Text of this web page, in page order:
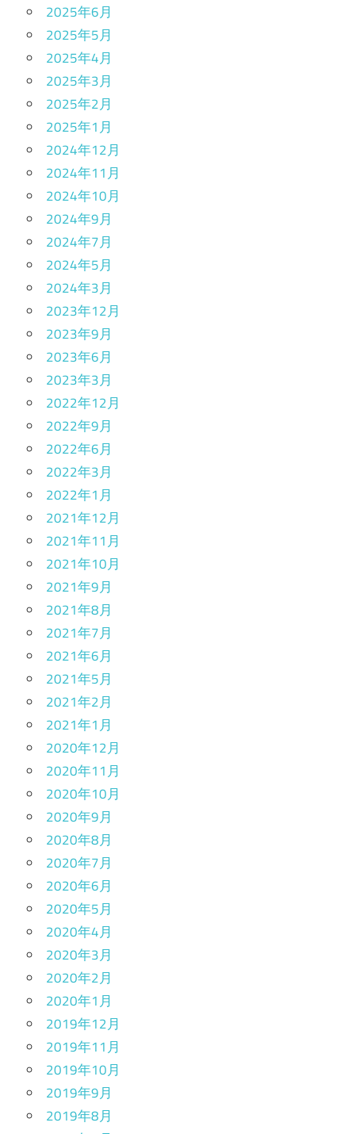
2025年6月
2025年5月
2025年4月
2025年3月
2025年2月
2025年1月
2024年12月
2024年11月
2024年10月
2024年9月
2024年7月
2024年5月
2024年3月
2023年12月
2023年9月
2023年6月
2023年3月
2022年12月
2022年9月
2022年6月
2022年3月
2022年1月
2021年12月
2021年11月
2021年10月
2021年9月
2021年8月
2021年7月
2021年6月
2021年5月
2021年2月
2021年1月
2020年12月
2020年11月
2020年10月
2020年9月
2020年8月
2020年7月
2020年6月
2020年5月
2020年4月
2020年3月
2020年2月
2020年1月
2019年12月
2019年11月
2019年10月
2019年9月
2019年8月